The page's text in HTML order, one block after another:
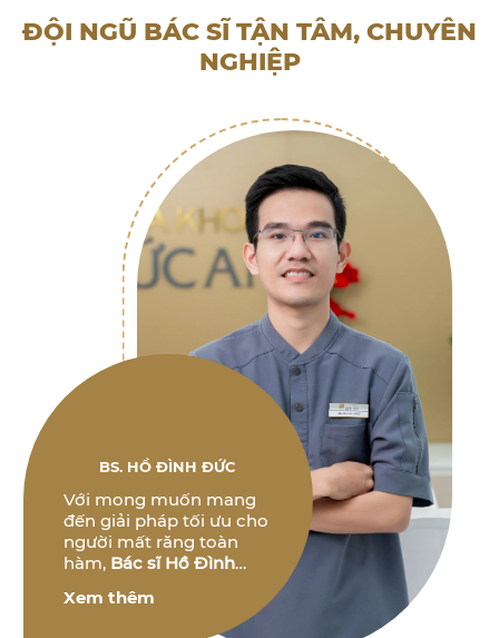
ĐỘI NGŨ BÁC SĨ TẬN TÂM, CHUYÊN
NGHIỆP
BS. HỒ ĐÌNH ĐỨC
Với mong muốn mang
đến giải pháp tối ưu cho
người mất răng toàn
hàm, Bác sĩ Hồ Đình
nghiên cứu và phát triển
các phương pháp điều
Xem thêm